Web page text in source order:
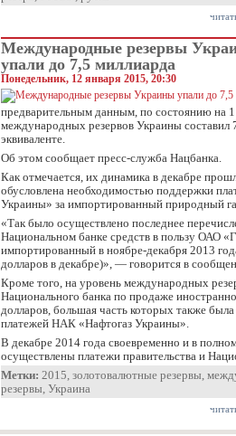
Международные резервы
упали до 7,5 миллиарда
Понедельник, 12 января 2015, 20:30
предварительным данным, по состоянию на
международных резервов Украины составил
эквиваленте.
Об этом сообщает пресс-служба Нацбанка.
Как отмечается, их динамика в декабре
обусловлена необходимостью поддержки
Украины» за импортированный природный
«Так было осуществлено последнее
Национальном банке средств в пользу ОАО
импортированный в ноябре-декабря 2013
долларов в декабре)», — говорится в
Кроме того, на уровень международных
Национального банка по продаже
долларов, большая часть которых также
платежей НАК «Нафтогаз Украины».
В декабре 2014 года своевременно и в
осуществлены платежи правительства и
Метки: 2015, золотовалютные резервы,
резервы, Украина